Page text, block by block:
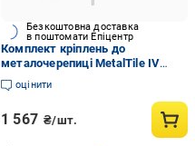
Безкоштовна доставка
в поштомати Епіцентр
Комплект кріплень до
металочерепиці MetalTile IV
(3007091349)
оцінити
1 567 ₴/шт.